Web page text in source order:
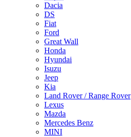
Dacia
DS
Fiat
Ford
Great Wall
Honda
Hyundai
Isuzu
Jeep
Kia
Land Rover / Range Rover
Lexus
Mazda
Mercedes Benz
MINI